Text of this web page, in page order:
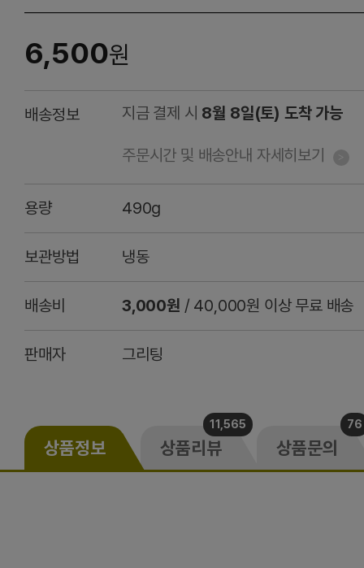
6,500원
배송정보 지금 결제 시 8월 8일(토) 도착 가능
주문시간 및 배송안내 자세히보기
용량 490g
보관방법 냉동
배송비 3,000원 / 40,000원 이상 무료 배송
판매자 그리팅
상품정보 상품리뷰
11,565
상품문의
76